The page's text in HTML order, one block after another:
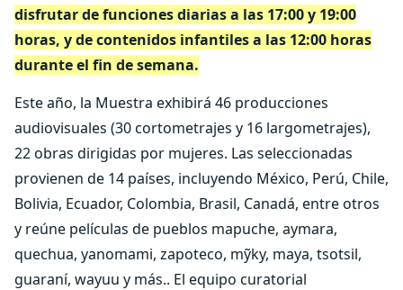
disfrutar de funciones diarias a las 17:00 y 19:00
horas, y de contenidos infantiles a las 12:00 horas
durante el fin de semana.
Este año, la Muestra exhibirá 46 producciones
audiovisuales (30 cortometrajes y 16 largometrajes),
22 obras dirigidas por mujeres. Las seleccionadas
provienen de 14 países, incluyendo México, Perú, Chile,
Bolivia, Ecuador, Colombia, Brasil, Canadá, entre otros
y reúne películas de pueblos mapuche, aymara,
quechua, yanomami, zapoteco, mỹky, maya, tsotsil,
guaraní, wayuu y más.. El equipo curatorial